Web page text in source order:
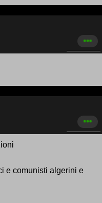
e comunisti algerini e